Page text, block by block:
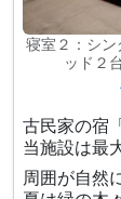
寝室２：シン
ッド２
古民家の宿
当施設は最
周囲が自然